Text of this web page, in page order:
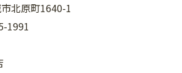
北原町1640-1
1991